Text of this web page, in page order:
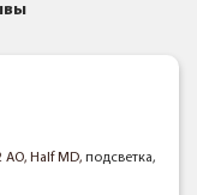
Half MD, подсветка,